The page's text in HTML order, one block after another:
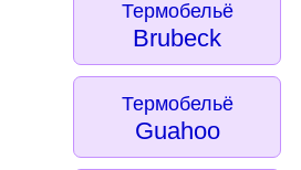
Термобельё
Brubeck
Термобельё
Guahoo